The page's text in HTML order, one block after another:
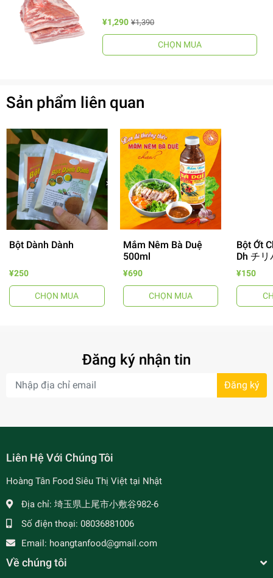
¥1,290 ¥1,390
CHỌN MUA
Sản phẩm liên quan
Bột Dành Dành
¥250
CHỌN MUA
Mắm Nêm Bà Duệ
500ml
¥690
CHỌN MUA
Bột Ớt
Dh チ
¥150
Đăng ký nhận tin
Đăng ký
Liên Hệ Với Chúng Tôi
Hoàng Tân Food Siêu Thị Việt tại Nhật
Địa chỉ: 埼玉県上尾市小敷谷982-6
Số điện thoại: 08036881006
Email: hoangtanfood@gmail.com
Về chúng tôi